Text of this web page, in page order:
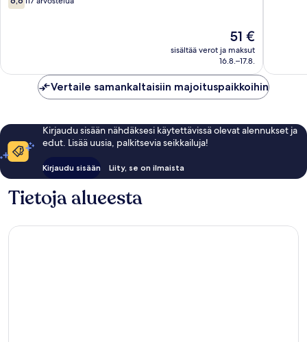
Beach
kautta
Hinta
51 €
51 €
sisältää verot ja maksut
16.8.–17.8.
Vertaile samankaltaisiin majoituspaikkoihin
Kirjaudu sisään nähdäksesi käytettävissä olevat alennukset ja
edut. Lisää uusia, palkitsevia seikkailuja!
Kirjaudu sisään Liity, se on ilmaista
Tietoja alueesta